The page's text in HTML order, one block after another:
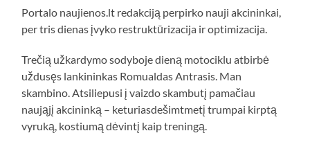
Portalo naujienos.lt redakciją perpirko nauji akcininkai,
per tris dienas įvyko restruktūrizacija ir optimizacija.
Trečią užkardymo sodyboje dieną motociklu atbirbė
uždusęs lankininkas Romualdas Antrasis. Man
skambino. Atsiliepusi į vaizdo skambutį pamačiau
naująjį akcininką – keturiasdešimtmetį trumpai kirptą
vyruką, kostiumą dėvintį kaip treningą.